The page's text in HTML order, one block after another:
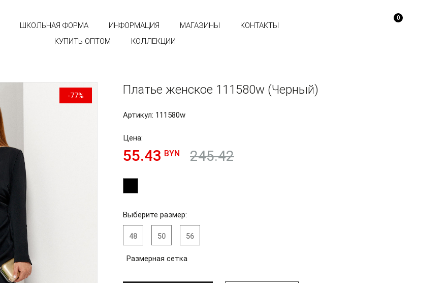
0
ШКОЛЬНАЯ ФОРМА ИНФОРМАЦИЯ МАГАЗИНЫ
КОНТАКТЫ
КУПИТЬ ОПТОМ
КОЛЛЕКЦИИ
-77% Платье женское 111580w (Черный)
Артикул: 111580w
Цена:
55.43 BYN 245.42
Выберите размер:
48 50 56
Размерная сетка